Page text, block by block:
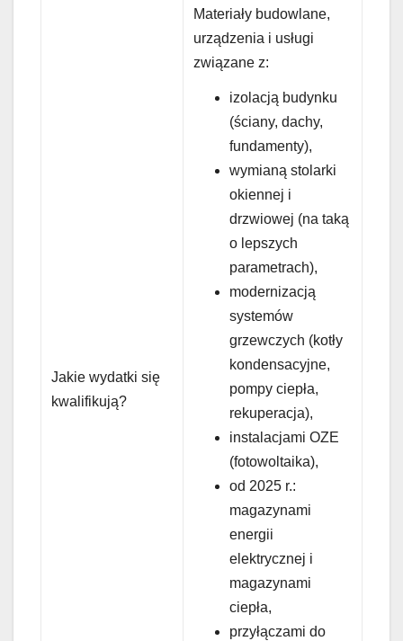
Jakie wydatki się
kwalifikują?
Materiały budowlane,
urządzenia i usługi
związane z:
izolacją budynku
(ściany, dachy,
fundamenty),
wymianą stolarki
okiennej i
drzwiowej (na taką
o lepszych
parametrach),
modernizacją
systemów
grzewczych (kotły
kondensacyjne,
pompy ciepła,
rekuperacja),
instalacjami OZE
(fotowoltaika),
od 2025 r.:
magazynami
energii
elektrycznej i
magazynami
ciepła,
przyłączami do